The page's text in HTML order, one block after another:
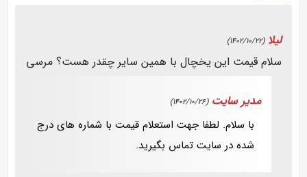
لیلا (1402/10/22)
سلام قیمت این یخچال با همین سایر چقدر هست؟ مرسی
مدیر سایت (1402/10/26)
با سلام. لطفا جهت استعلام قیمت با شماره های درج
شده در سایت تماس بگیرید.